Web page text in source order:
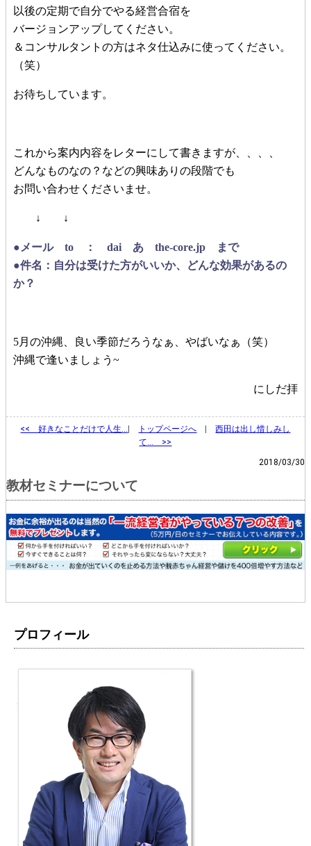
以後の定期で自分でやる経営合宿を
バージョンアップしてください。
＆コンサルタントの方はネタ仕込みに使ってください。
（笑）
お待ちしています。
これから案内内容をレターにして書きますが、、、、
どんなものなの？などの興味ありの段階でも
お問い合わせくださいませ。
↓ ↓
●メール to ： dai あ the-core.jp まで
●件名：自分は受けた方がいいか、どんな効果があるの
か？
5月の沖縄、良い季節だろうなぁ、やばいなぁ（笑）
沖縄で逢いましょう~
にしだ拝
<<好きなことだけで人生… | トップページへ |西田は出し惜しみし
て… >>
2018/03/30
教材セミナーについて
プロフィール